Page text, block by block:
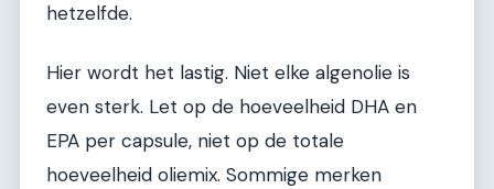
hetzelfde.
Hier wordt het lastig. Niet elke algenolie is
even sterk. Let op de hoeveelheid DHA en
EPA per capsule, niet op de totale
hoeveelheid oliemix. Sommige merken